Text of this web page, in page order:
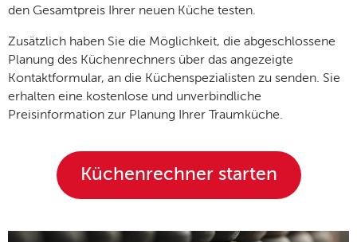
den Gesamtpreis Ihrer neuen Küche testen.
Zusätzlich haben Sie die Möglichkeit, die abgeschlossene
Planung des Küchenrechners über das angezeigte
Kontaktformular, an die Küchenspezialisten zu senden. Sie
erhalten eine kostenlose und unverbindliche
Preisinformation zur Planung Ihrer Traumküche.
Küchenrechner starten